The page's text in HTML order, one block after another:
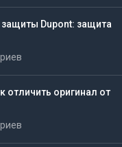
Dupont: защита
отличить оригинал от